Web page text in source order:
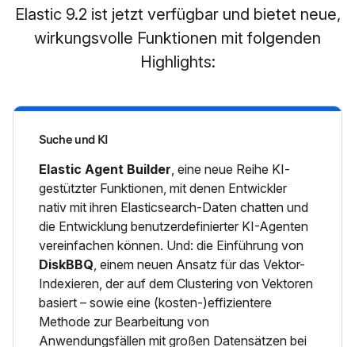
Elastic 9.2 ist jetzt verfügbar und bietet neue,
wirkungsvolle Funktionen mit folgenden
Highlights:
Suche und KI
Elastic Agent Builder , eine neue Reihe KI-
gestützter Funktionen, mit denen Entwickler
nativ mit ihren Elasticsearch-Daten chatten und
die Entwicklung benutzerdefinierter KI-Agenten
vereinfachen können. Und: die Einführung von
DiskBBQ , einem neuen Ansatz für das Vektor-
Indexieren, der auf dem Clustering von Vektoren
basiert – sowie eine (kosten-)effizientere
Methode zur Bearbeitung von
Anwendungsfällen mit großen Datensätzen bei